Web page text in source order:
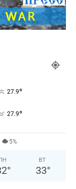
27.9°
27.9°
5%
°
ВТ
33°